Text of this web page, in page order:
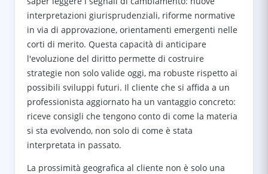
interpretazioni giurisprudenziali, riforme normative
in via di approvazione, orientamenti emergenti nelle
corti di merito. Questa capacità di anticipare
l'evoluzione del diritto permette di costruire
strategie non solo valide oggi, ma robuste rispetto ai
possibili sviluppi futuri. Il cliente che si affida a un
professionista aggiornato ha un vantaggio concreto:
riceve consigli che tengono conto di come la materia
si sta evolvendo, non solo di come è stata
interpretata in passato.
La prossimità geografica al cliente non è solo una